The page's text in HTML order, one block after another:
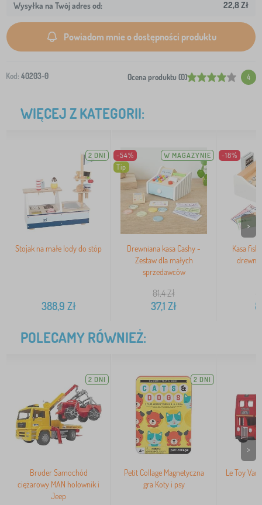
Wysyłka na Twój adres od: 22,8 Zł
Powiadom mnie o dostępności produktu
Kod: 40203-0 Ocena produktu (0) 4
WIĘCEJ Z KATEGORII:
2 DNI
Stojak na małe lody do stóp
388,9 Zł
-54%
Tip
W MAGAZYNIE
Drewniana kasa Cashy -
Zestaw dla małych
sprzedawców
81,4Zł
37,1 Zł
-18%
Kasa
>
POLECAMY RÓWNIEŻ:
2 DNI
Bruder Samochód
ciężarowy MAN holownik i
Jeep
2 DNI
Petit Collage Magnetyczna
gra Koty i psy
Le Toy
>